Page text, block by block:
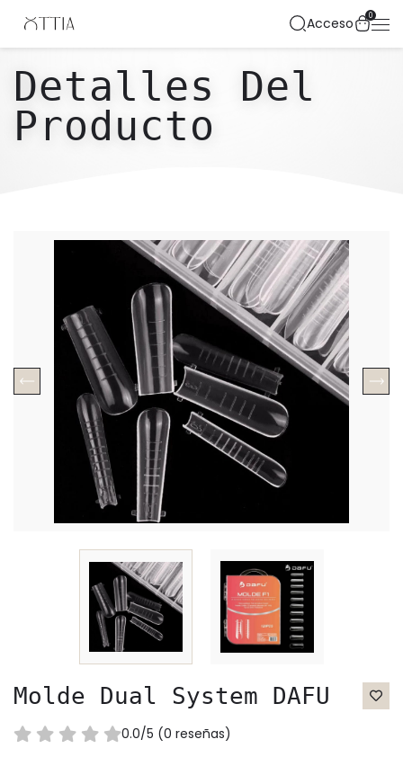
Acceso 0
Detalles Del
Producto
Molde Dual System DAFU
0.0/5 (0 reseñas)